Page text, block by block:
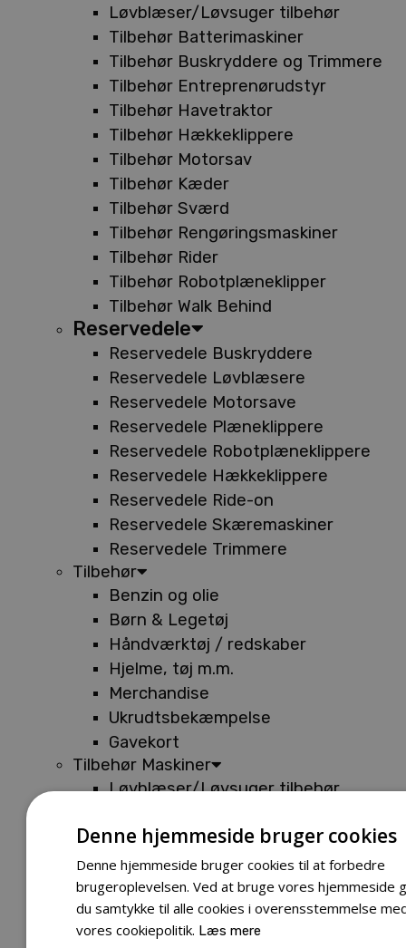
Løvblæser/Løvsuger tilbehør
Tilbehør Batterimaskiner
Tilbehør Buskryddere og Trimmere
Tilbehør Entreprenørudstyr
Tilbehør Havetraktor
Tilbehør Hækkeklippere
Tilbehør Motorsav
Tilbehør Kæder
Tilbehør Sværd
Tilbehør Rengøringsmaskiner
Tilbehør Rider
Tilbehør Robotplæneklipper
Tilbehør Walk Behind
Reservedele
Reservedele Buskryddere
Reservedele Løvblæsere
Reservedele Motorsave
Reservedele Plæneklippere
Reservedele Robotplæneklippere
Reservedele Hækkeklippere
Reservedele Ride-on
Reservedele Skæremaskiner
Reservedele Trimmere
Tilbehør
Benzin og olie
Børn & Legetøj
Håndværktøj / redskaber
Hjelme, tøj m.m.
Merchandise
Ukrudtsbekæmpelse
Gavekort
Tilbehør Maskiner
Løvblæser/Løvsuger tilbehør
Tilbehør Buskryddere og Trimmere
Tilbehør Entreprenørudstyr
Tilbehør Havetraktor
Tilbehør Hækkeklippere
Tilbehør Motorsav
Denne hjemmeside bruger cookies
Denne hjemmeside bruger cookies til at forbedre
brugeroplevelsen. Ved at bruge vores hjemmeside
du samtykke til alle cookies i overensstemmelse
vores cookiepolitik. Læs mere